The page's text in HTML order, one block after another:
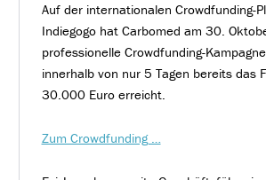
Auf der internationalen Crowdfunding-
Indiegogo hat Carbomed am 30.
professionelle Crowdfunding-
innerhalb von nur 5 Tagen bereits das
30.000 Euro erreicht.
Zum Crowdfunding …